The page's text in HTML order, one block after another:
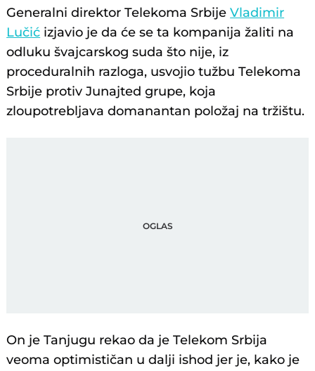
Generalni direktor Telekoma SrbijeVladimir
Lučić izjavio je da će se ta kompanija žaliti na
odluku švajcarskog suda što nije, iz
proceduralnih razloga, usvojio tužbu Telekoma
Srbije protiv Junajted grupe, koja
zloupotrebljava domanantan položaj na tržištu.
On je Tanjugu rekao da je Telekom Srbija
veoma optimističan u dalji ishod jer je, kako je